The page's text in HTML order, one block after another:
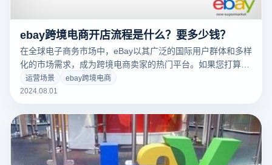
ebay跨境电商开店流程是什么？要多少钱？
在全球电子商务市场中，eBay以其广泛的国际用户群体和多样
化的市场需求，成为跨境电商卖家的热门平台。如果您打算在
eBay上启动跨境电商业务，了解详细的开店流程和相关费用至
关重要。本文将为您提供全面的指南，介绍eBay跨境电商开店
运营场景
ebay跨境电商
2024.08.01